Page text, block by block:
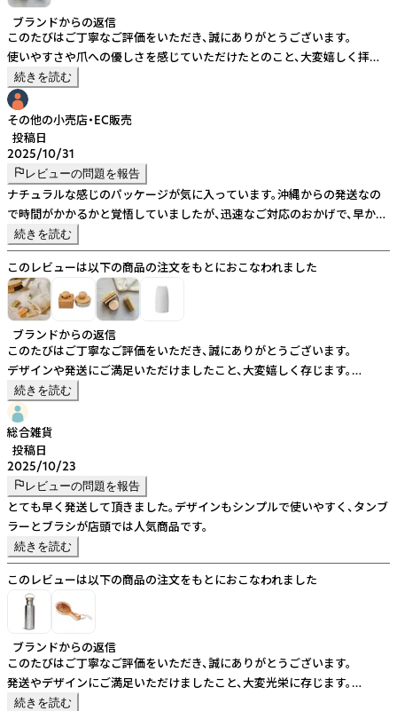
ブランドからの返信
このたびはご丁寧なご評価をいただき、誠にありがとうございます。
使いやすさや爪への優しさを感じていただけたとのこと、大変嬉しく拝見
いたしました。
今後も心地よくお使いいただける商品をお届けできるよう、努めてまいり
ます。
引き続きどうぞよろしくお願い申し上げます。
続きを読む
その他の小売店・EC販売
投稿日
2025/10/31
レビューの問題を報告
ナチュラルな感じのパッケージが気に入っています。沖縄からの発送なの
で時間がかかるかと覚悟していましたが、迅速なご対応のおかげで、早かっ
たです。助かります。
続きを読む
このレビューは以下の商品の注文をもとにおこなわれました
ブランドからの返信
このたびはご丁寧なご評価をいただき、誠にありがとうございます。
デザインや発送にご満足いただけましたこと、大変嬉しく存じます。
今後もご満足いただける商品・サービスの提供に努めてまいります。
引き続きどうぞよろしくお願い申し上げます。
続きを読む
総合雑貨
投稿日
2025/10/23
レビューの問題を報告
とても早く発送して頂きました。デザインもシンプルで使いやすく、タンブ
ラーとブラシが店頭では人気商品です。
続きを読む
このレビューは以下の商品の注文をもとにおこなわれました
ブランドからの返信
このたびはご丁寧なご評価をいただき、誠にありがとうございます。
発送やデザインにご満足いただけましたこと、大変光栄に存じます。
また、店頭で人気の商品についてもご教示いただき、嬉しく存じます。
続きを読む